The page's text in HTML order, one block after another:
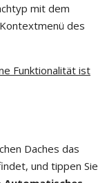
mit dem
des
Funktionalität ist
Daches das
und tippen Sie